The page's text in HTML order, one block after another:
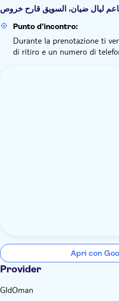
Punto d'incontro:
Durante la prenotazione ti
di ritiro e un numero di
Apri con
Provider
GIdOman